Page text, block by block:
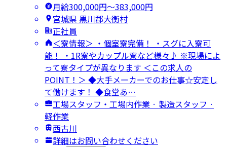
月給300,000円〜383,000円
宮城県 黒川郡大衡村
正社員
＜寮情報＞ ・個室寮完備！ ・スグに入寮可
能！ ・1R寮やカップル寮など様々♪ ※現場によ
って寮タイプが異なります ＜この求人の
POINT！＞ ◆大手メーカーでのお仕事☆安定し
て働けます！ ◆食堂あ…
工場スタッフ・工場内作業 · 製造スタッフ ·
軽作業
西古川
詳細はお問い合わせください